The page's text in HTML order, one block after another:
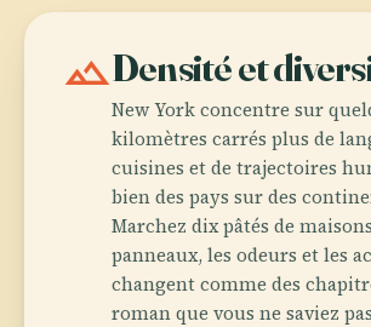
landscapeDensité et
New York concentre sur
kilomètres carrés plus de
cuisines et de trajectoires
bien des pays sur des
Marchez dix pâtés de
panneaux, les odeurs et les
changent comme des
roman que vous ne saviez